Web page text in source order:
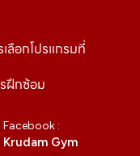
ลือกโปรแกรมที่
ฝึกซ้อม
Facebook :
Krudam Gym